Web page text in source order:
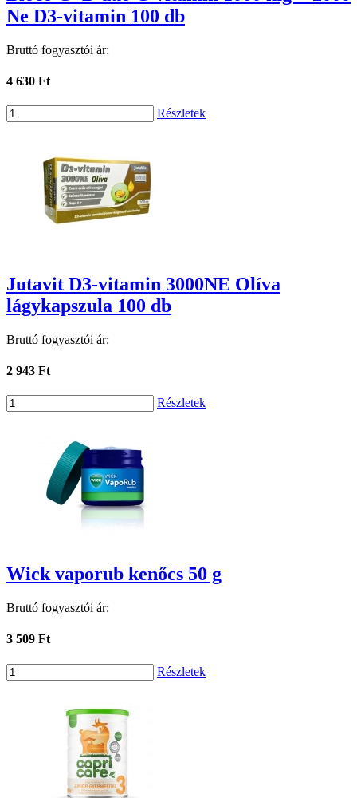
Ne D3-vitamin 100 db
Bruttó fogyasztói ár:
4 630 Ft
Részletek
Jutavit D3-vitamin 3000NE Olíva
lágykapszula 100 db
Bruttó fogyasztói ár:
2 943 Ft
Részletek
Wick vaporub kenőcs 50 g
Bruttó fogyasztói ár:
3 509 Ft
Részletek